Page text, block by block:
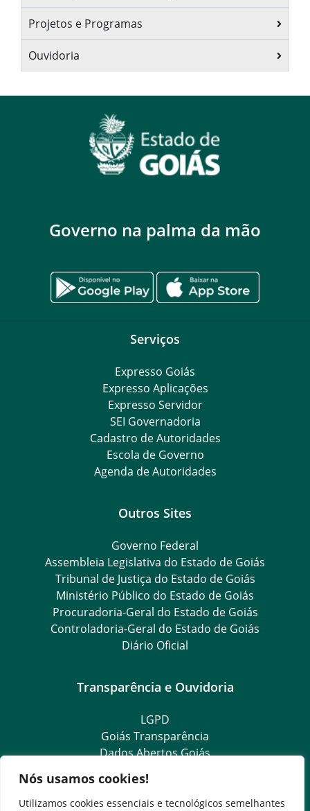
Nós usamos cookies!
Utilizamos cookies essenciais e tecnológicos semelhantes
Projetos e Programas
Ouvidoria
Governo na palma da mão
Serviços
Expresso Goiás
Expresso Aplicações
Expresso Servidor
SEI Governadoria
Cadastro de Autoridades
Escola de Governo
Agenda de Autoridades
Outros Sites
Governo Federal
Assembleia Legislativa do Estado de Goiás
Tribunal de Justiça do Estado de Goiás
Ministério Público do Estado de Goiás
Procuradoria-Geral do Estado de Goiás
Controladoria-Geral do Estado de Goiás
Diário Oficial
Transparência e Ouvidoria
LGPD
Goiás Transparência
Dados Abertos Goiás
Ouvidoria Geral
SIC – Serviço de Informação ao Cidadão